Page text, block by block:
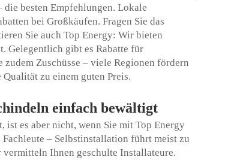
besten Empfehlungen. Lokale
bei Großkäufen. Fragen Sie das
Sie auch Top Energy: Wir bieten
Gelegentlich gibt es Rabatte für
Zuschüsse – viele Regionen fördern
zu einem guten Preis.
einfach bewältigt
es aber nicht, wenn Sie mit Top Energy
– Selbstinstallation führt meist zu
Ihnen geschulte Installateure.